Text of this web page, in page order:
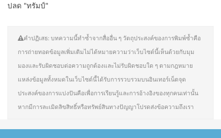
ปลด "ทรัมป์"
คำปฏิเสธ: บทความนี้ทำซ้ำจากสื่ออื่น ๆ วัตถุประสงค์ของการพิมพ์ซ้ำคือ
การถ่ายทอดข้อมูลเพิ่มเติมไม่ได้หมายความว่าเว็บไซต์นี้เห็นด้วยกับมุม
มองและรับผิดชอบต่อความถูกต้องและไม่รับผิดชอบใด ๆ ตามกฎหมาย
แหล่งข้อมูลทั้งหมดในเว็บไซต์นี้ได้รับการรวบรวมบนอินเทอร์เน็ตจุด
ประสงค์ของการแบ่งปันคือเพื่อการเรียนรู้และการอ้างอิงของทุกคนเท่านั้น
หากมีการละเมิดลิขสิทธิ์หรือทรัพย์สินทางปัญญาโปรดส่งข้อความถึงเรา